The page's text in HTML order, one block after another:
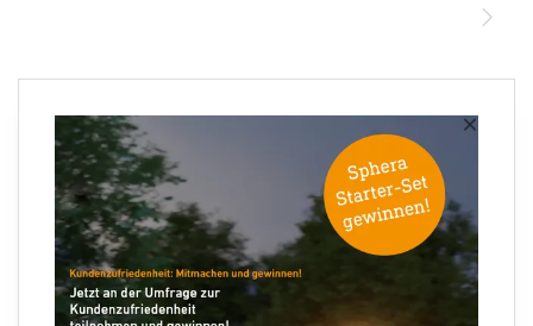
×
Ihre E-Mail Adresse